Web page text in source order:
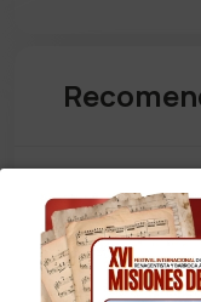
Llevar
Calzados
Llevar una